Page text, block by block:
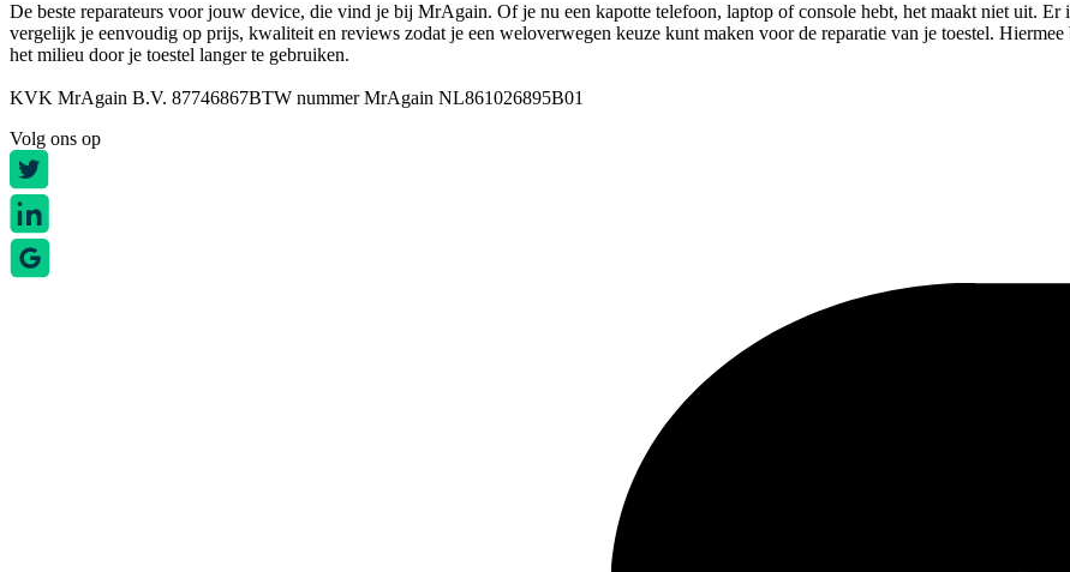
De beste reparateurs voor jouw device, die vind je bij MrAgain. Of je nu een kapotte telefoon, laptop of console hebt, het maakt niet uit.
vergelijk je eenvoudig op prijs, kwaliteit en reviews zodat je een weloverwegen keuze kunt maken voor de reparatie van je toestel.
het milieu door je toestel langer te gebruiken.
KVK MrAgain B.V. 87746867BTW nummer MrAgain NL861026895B01
Volg ons op